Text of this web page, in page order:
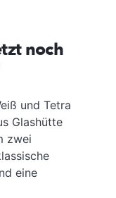
noch
und Tetra
Glashütte
zwei
eine